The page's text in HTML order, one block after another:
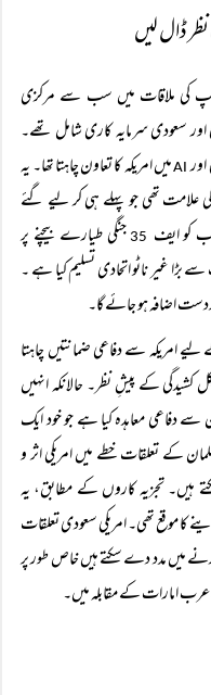
ڈال لیں
کی ملاقات میں سب سے مرکزی
اور سعودی سرمایہ کاری شامل تھے۔
AI
میں امریکہ کا تعاون چاہتا تھا۔ یہ
تھی جو پہلے ہی کر لیے گئے
کو ایف
جنگی طیارے بیچنے پر
غیر ناٹو اتحادی تسلیم کیا ہے ۔
اضافہ ہو جائے گا۔
امریکہ سے دفاعی ضمانتیں چاہتا
کشیدگی کے پیشِ نظر۔ حالانکہ انہیں
دفاعی معاہدہ کیا ہے جو خود ایک
کے تعلقات خطے میں امریکی اثر و
ہیں۔ تجزیہ کاروں کے مطابق، یہ
کا موقع تھی۔ امریکی سعودی تعلقات
کرنے میں مدد دے سکتے ہیں خاص طور پر
عرب امارات کے مقابلہ میں۔